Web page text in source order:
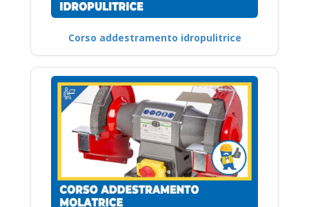
Corso addestramento idropulitrice